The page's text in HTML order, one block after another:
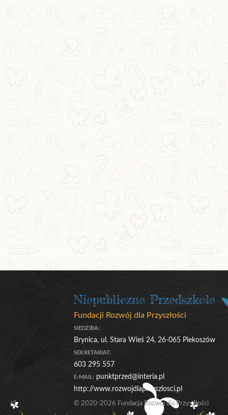
Niepubliczne Przedszkole
Fundacji Rozwój dla Przyszłości
SIEDZIBA:
Brynica, ul. Stara Wieś 24, 26-065 Piekoszów
SEKRETARIAT:
603 295 557
E-MAIL: punktprzed@interia.pl
http://www.rozwojdlaprzyszlosci.pl
© 2020-2026 Fundacja Rozwój dla Przyszłości